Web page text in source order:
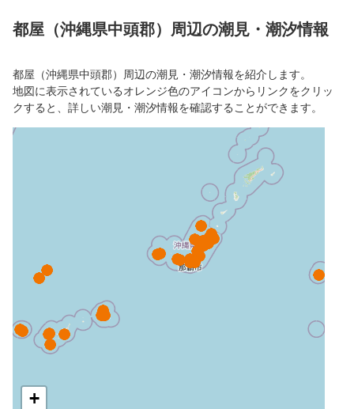
都屋（沖縄県中頭郡）周辺の潮見・潮汐情報
都屋（沖縄県中頭郡）周辺の潮見・潮汐情報を紹介します。
地図に表示されているオレンジ色のアイコンからリンクをクリッ
クすると、詳しい潮見・潮汐情報を確認することができます。
+